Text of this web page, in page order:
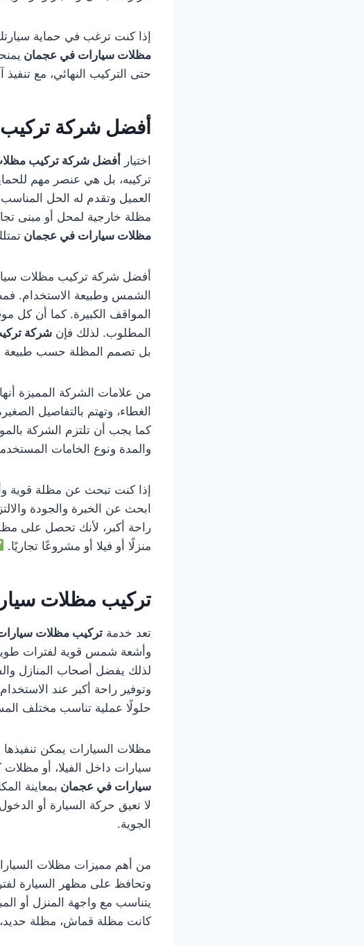
إذا كنت ترغب في حماية
مظلات سيارات في عجمان
حتى التركيب النهائي، مع
أفضل شركة
اختيار أفضل شركة تركيب
تركيبه، بل هي عنصر مهم
العميل وتقدم له الحل
مظلة خارجية لمحل أو مبنى
مظلات سيارات في عجمان
أفضل شركة تركيب مظلات
الشمس وطبيعة الاستخدام.
المواقف الكبيرة. كما أن كل
المطلوب. لذلك فإن شركة
بل تصمم المظلة حسب طبيعة
من علامات الشركة المميزة
الغطاء، وتهتم بالتفاصيل
كما يجب أن تلتزم الشركة
والمدة ونوع الخامات
إذا كنت تبحث عن مظلة قوية
ابحث عن الخبرة والجودة
راحة أكبر، لأنك تحصل على
منزلًا أو فيلا أو مشروعًا تجاريًا.
تركيب مظلات
تعد خدمة تركيب مظلات
وأشعة شمس قوية لفترات
لذلك يفضل أصحاب المنازل
وتوفير راحة أكبر عند
حلولًا عملية تناسب مختلف
مظلات السيارات يمكن
سيارات داخل الفيلا، أو مظلات
سيارات في عجمان بمعاينة
لا تعيق حركة السيارة أو
الجوية.
من أهم مميزات مظلات
وتحافظ على مظهر السيارة
يتناسب مع واجهة المنزل أو
كانت مظلة قماش، مظلة